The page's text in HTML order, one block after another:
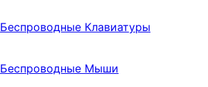
Беспроводные Клавиатуры
Беспроводные Мыши